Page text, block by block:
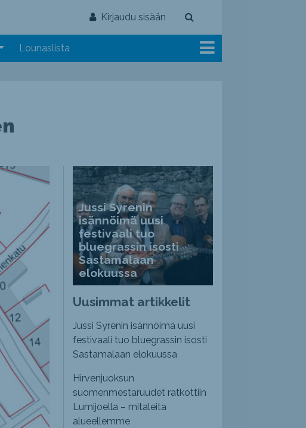
Kirjaudu sisään
Lounaslista
Jussi Syrenin
isännöimä uusi
festivaali tuo
bluegrassin isosti
Sastamalaan
elokuussa
Uusimmat artikkelit
Jussi Syrenin isännöimä uusi
festivaali tuo bluegrassin isosti
Sastamalaan elokuussa
Hirvenjuoksun
suomenmestaruudet ratkottiin
Lumijoella – mitaleita
alueellemme